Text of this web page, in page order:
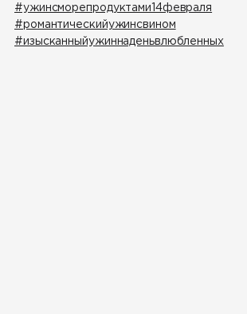
#ужинсморепродуктами14февраля
#романтическийужинсвином
#изысканныйужиннаденьвлюбленных